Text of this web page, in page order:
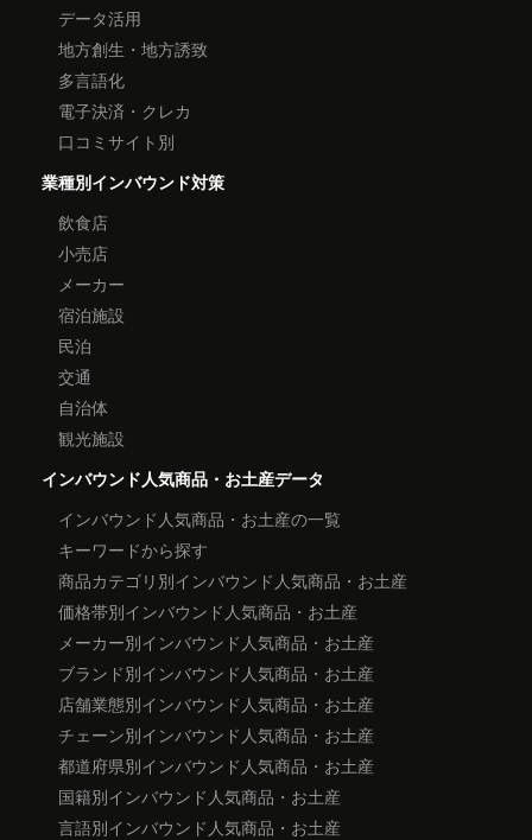
データ活用
地方創生・地方誘致
多言語化
電子決済・クレカ
口コミサイト別
業種別インバウンド対策
飲食店
小売店
メーカー
宿泊施設
民泊
交通
自治体
観光施設
インバウンド人気商品・お土産データ
インバウンド人気商品・お土産の一覧
キーワードから探す
商品カテゴリ別インバウンド人気商品・お土産
価格帯別インバウンド人気商品・お土産
メーカー別インバウンド人気商品・お土産
ブランド別インバウンド人気商品・お土産
店舗業態別インバウンド人気商品・お土産
チェーン別インバウンド人気商品・お土産
都道府県別インバウンド人気商品・お土産
国籍別インバウンド人気商品・お土産
言語別インバウンド人気商品・お土産